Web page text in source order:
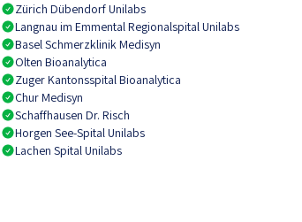
Zürich Dübendorf Unilabs
Langnau im Emmental Regionalspital Unilabs
Basel Schmerzklinik Medisyn
Olten Bioanalytica
Zuger Kantonsspital Bioanalytica
Chur Medisyn
Schaffhausen Dr. Risch
Horgen See-Spital Unilabs
Lachen Spital Unilabs